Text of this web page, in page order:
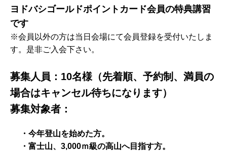
ヨドバシゴールドポイントカード会員の特典講習
です
※会員以外の方は当日会場にて会員登録を受付いたしま
す。是非ご入会下さい。
募集人員：10名様（先着順、予約制、満員の
場合はキャンセル待ちになります）
募集対象者：
・今年登山を始めた方。
・富士山、3,000ｍ級の高山へ目指す方。